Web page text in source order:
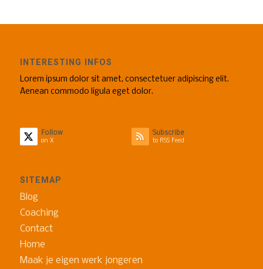
INTERESTING INFOS
Lorem ipsum dolor sit amet, consectetuer adipiscing elit.
Aenean commodo ligula eget dolor.
Follow
on X
Subscribe
to RSS Feed
SITEMAP
Blog
Coaching
Contact
Home
Maak je eigen werk jongeren